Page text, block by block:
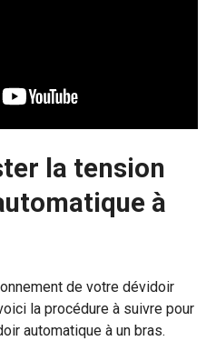
la tension
à
de votre dévidoir
la procédure à suivre pour
automatique à un bras.